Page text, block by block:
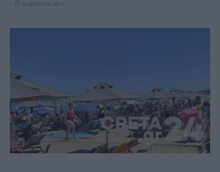
Διαβάζεται σε 1'